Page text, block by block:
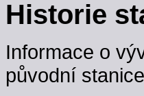
Historie
Informace o
původní